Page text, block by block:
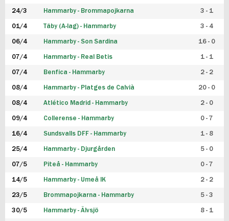
FUTSAL DAM
24/3 Hammarby - Brommapojkarna 3 - 1
01/4 Täby (A-lag) - Hammarby 3 - 4
06/4 Hammarby - Son Sardina 16 - 0
07/4 Hammarby - Real Betis 1 - 1
07/4 Benfica - Hammarby 2 - 2
08/4 Hammarby - Platges de Calvià 20 - 0
08/4 Atlético Madrid - Hammarby 2 - 0
09/4 Collerense - Hammarby 0 - 7
16/4 Sundsvalls DFF - Hammarby 1 - 8
25/4 Hammarby - Djurgården 5 - 0
07/5 Piteå - Hammarby 0 - 7
14/5 Hammarby - Umeå IK 2 - 2
23/5 Brommapojkarna - Hammarby 5 - 3
30/5 Hammarby - Älvsjö 8 - 1